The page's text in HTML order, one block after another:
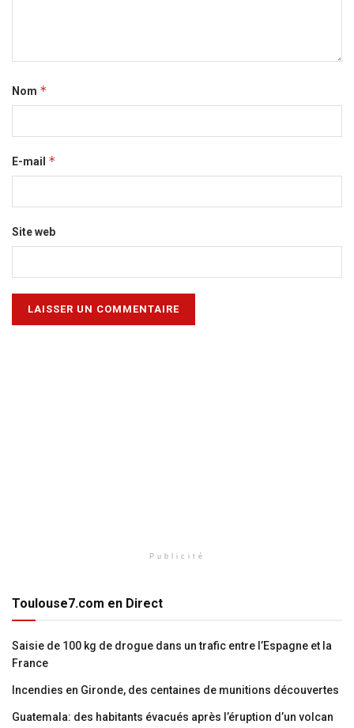
Nom *
E-mail *
Site web
Publicité
Toulouse7.com en Direct
Saisie de 100 kg de drogue dans un trafic entre l’Espagne et la
France
Incendies en Gironde, des centaines de munitions découvertes
Guatemala: des habitants évacués après l’éruption d’un volcan